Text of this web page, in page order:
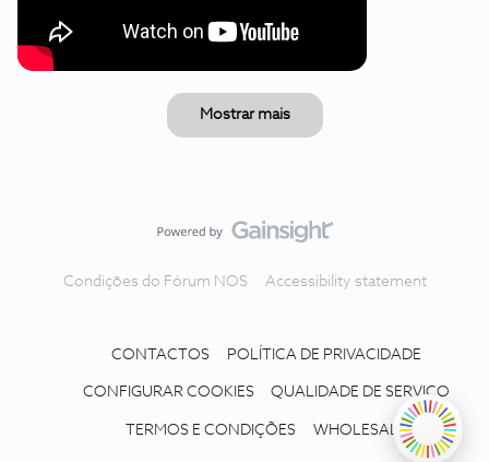
Mostrar mais
Condições do Fórum NOS Accessibility statement
CONTACTOS POLÍTICA DE PRIVACIDADE
CONFIGURAR COOKIES QUALIDADE DE SERVIÇO
TERMOS E CONDIÇÕES WHOLESALE